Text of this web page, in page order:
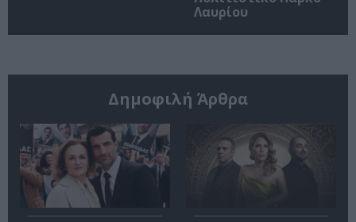
Λαυρίου
Δημοφιλή Άρθρα